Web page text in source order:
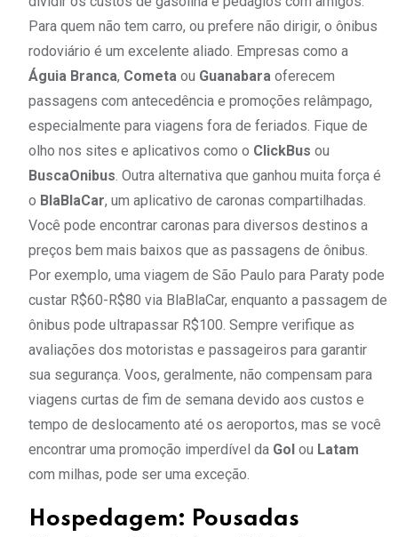
Para quem não tem carro, ou prefere não dirigir, o ônibus
rodoviário é um excelente aliado. Empresas como a
Águia Branca, Cometa ou Guanabara oferecem
passagens com antecedência e promoções relâmpago,
especialmente para viagens fora de feriados. Fique de
olho nos sites e aplicativos como o ClickBus ou
BuscaOnibus. Outra alternativa que ganhou muita força é
o BlaBlaCar, um aplicativo de caronas compartilhadas.
Você pode encontrar caronas para diversos destinos a
preços bem mais baixos que as passagens de ônibus.
Por exemplo, uma viagem de São Paulo para Paraty pode
custar R$60-R$80 via BlaBlaCar, enquanto a passagem de
ônibus pode ultrapassar R$100. Sempre verifique as
avaliações dos motoristas e passageiros para garantir
sua segurança. Voos, geralmente, não compensam para
viagens curtas de fim de semana devido aos custos e
tempo de deslocamento até os aeroportos, mas se você
encontrar uma promoção imperdível da Gol ou Latam
com milhas, pode ser uma exceção.
Hospedagem: Pousadas